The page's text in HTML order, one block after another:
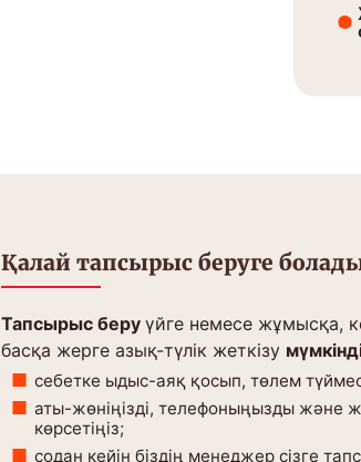
Қалай тапсырыс беруге
Тапсырыс беруүйге немесе жұмысқа,
басқа жерге азық-түлік жеткізу
себетке ыдыс-аяқ қосып, төлем
аты-жөніңізді, телефоныңызды және
көрсетіңіз;
содан кейін біздің менеджер сізге